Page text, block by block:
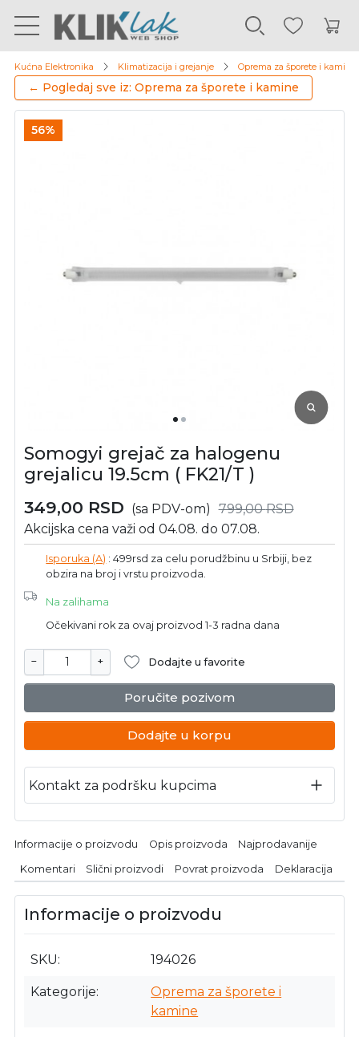
Kućna Elektronika Klimatizacija i grejanje Oprema za šporete i kamine
← Pogledaj sve iz: Oprema za šporete i kamine
56%
Somogyi grejač za halogenu
grejalicu 19.5cm ( FK21/T )
349,00 RSD (sa PDV-om) 799,00RSD
Akcijska cena važi od 04.08. do 07.08.
Isporuka (A) : 499rsd za celu porudžbinu u Srbiji, bez
obzira na broj i vrstu proizvoda.
Na zalihama
Očekivani rok za ovaj proizvod 1-3 radna dana
− + Dodajte u favorite
Poručite pozivom
Dodajte u korpu
Kontakt za podršku kupcima
Informacije o proizvodu Opis proizvoda Najprodavanije
Komentari Slični proizvodi Povrat proizvoda Deklaracija
Informacije o proizvodu
SKU 194026
Kategorije
Oprema za šporete i
kamine